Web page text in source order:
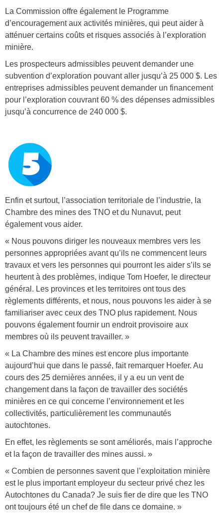
La Commission offre également le Programme
d’encouragement aux activités minières, qui peut aider à
atténuer certains coûts et risques associés à l’exploration
minière.
Les prospecteurs admissibles peuvent demander une
subvention d’exploration pouvant aller jusqu’à 25 000 $. Les
entreprises admissibles peuvent demander un financement
pour l’exploration couvrant 60 % des dépenses admissibles
jusqu’à concurrence de 240 000 $.
n
u
b
e
_
5
.
p
n
g
Enfin et surtout, l’association territoriale de l’industrie, la
Chambre des mines des TNO et du Nunavut, peut
également vous aider.
« Nous pouvons diriger les nouveaux membres vers les
personnes appropriées avant qu’ils ne commencent leurs
travaux et vers les personnes qui pourront les aider s’ils se
heurtent à des problèmes, indique Tom Hoefer, le directeur
général. Les provinces et les territoires ont tous des
règlements différents, et nous, nous pouvons les aider à se
familiariser avec ceux des TNO plus rapidement. Nous
pouvons également fournir un endroit provisoire aux
membres où ils peuvent travailler. »
« La Chambre des mines est encore plus importante
aujourd’hui que dans le passé, fait remarquer Hoefer. Au
cours des 25 dernières années, il y a eu un vent de
changement dans la façon de travailler des sociétés
minières en ce qui concerne l’environnement et les
collectivités, particulièrement les communautés
autochtones.
En effet, les règlements se sont améliorés, mais l’approche
et la façon de travailler des mines aussi. »
« Combien de personnes savent que l’exploitation minière
est le plus important employeur du secteur privé chez les
Autochtones du Canada? Je suis fier de dire que les TNO
ont toujours été un chef de file dans ce domaine. »